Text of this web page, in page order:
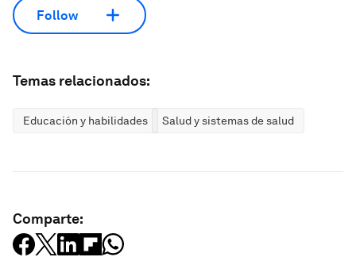
Follow
Temas relacionados:
Educación y habilidades Salud y sistemas de salud
Comparte: